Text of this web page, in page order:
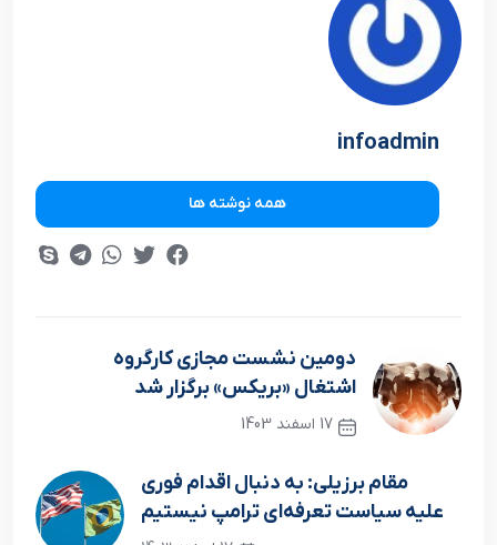
infoadmin
همه نوشته ها
دومین نشست مجازی کارگروه
اشتغال «بریکس» برگزار شد
17 اسفند 1403
مقام برزیلی: به دنبال اقدام فوری
علیه سیاست تعرفه‌ای ترامپ نیستیم